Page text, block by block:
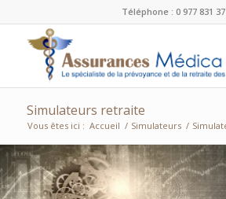
Téléphone : 0 977 831
Simulateurs retraite
Vous êtes ici : Accueil / Simulateurs /